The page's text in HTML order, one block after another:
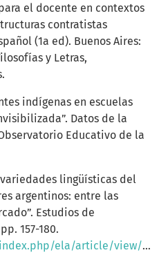
el docente en contextos
contratistas
(1a ed). Buenos Aires:
y Letras,
indígenas en escuelas
Datos de la
Educativo de la
variedades lingüísticas del
argentinos: entre las
Estudios de
157-180.
ela/article/view/732/842